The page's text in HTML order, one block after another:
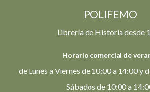
POLIFEMO
Librería de Historia desde
Horario comercial de
de Lunes a Viernes de 10:00 a 14:00 y
Sábados de 10:00 a